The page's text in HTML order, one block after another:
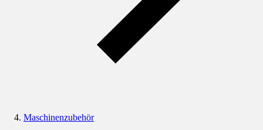
Maschinenzubehör